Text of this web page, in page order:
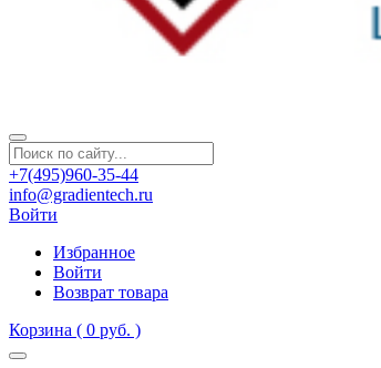
+7(495)960-35-44
info@gradientech.ru
Войти
Избранное
Войти
Возврат товара
Корзина ( 0 руб. )